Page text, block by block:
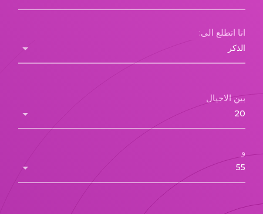
انا اتطلع الى:
بين الاجيال
و